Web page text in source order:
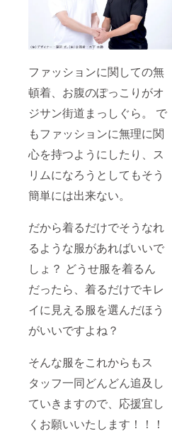
ファッションに関しての無
頓着、お腹のぽっこりがオ
ジサン街道まっしぐら。 で
もファッションに無理に関
心を持つようにしたり、ス
リムになろうとしてもそう
簡単には出来ない。
だから着るだけでそうなれ
るような服があればいいで
しょ？ どうせ服を着るん
だったら、着るだけでキレ
イに見える服を選んだほう
がいいですよね？
そんな服をこれからもス
タッフ一同どんどん追及し
ていきますので、応援宜し
くお願いいたします！！！